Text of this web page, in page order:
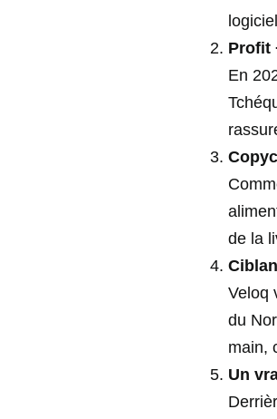
Profit
En
de la
Veloq
du
main,
Un